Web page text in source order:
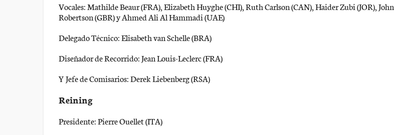
Vocales: Mathilde Beaur (FRA), Elizabeth Huyghe (CHI), Ruth Carlson (CAN), Haider Zubi (JOR), John
Robertson (GBR) y Ahmed Ali Al Hammadi (UAE)
Delegado Técnico: Elisabeth van Schelle (BRA)
Diseñador de Recorrido: Jean Louis-Leclerc (FRA)
Y Jefe de Comisarios: Derek Liebenberg (RSA)
Reining
Presidente: Pierre Ouellet (ITA)